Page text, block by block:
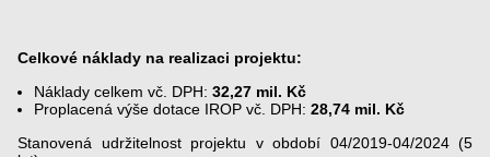
Celkové náklady na realizaci projektu:
Náklady celkem vč. DPH: 32,27 mil. Kč
Proplacená výše dotace IROP vč. DPH: 28,74 mil. Kč
Stanovená udržitelnost projektu v období 04/2019-04/2024 (5